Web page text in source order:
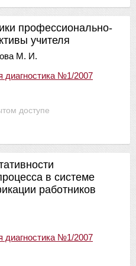
доступе
профессионально-
учителя
М. И.
диагностика №1/2007
в системе
работников
диагностика №1/2007